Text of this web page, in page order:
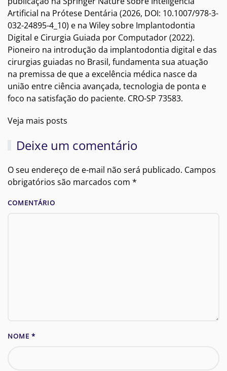
Artificial na Prótese Dentária (2026, DOI: 10.1007/978-3-
032-24895-4_10) e na Wiley sobre Implantodontia
Digital e Cirurgia Guiada por Computador (2022).
Pioneiro na introdução da implantodontia digital e das
cirurgias guiadas no Brasil, fundamenta sua atuação
na premissa de que a excelência médica nasce da
união entre ciência avançada, tecnologia de ponta e
foco na satisfação do paciente. CRO-SP 73583.
Veja mais posts
Deixe um comentário
O seu endereço de e-mail não será publicado. Campos
obrigatórios são marcados com *
COMENTÁRIO
NOME *